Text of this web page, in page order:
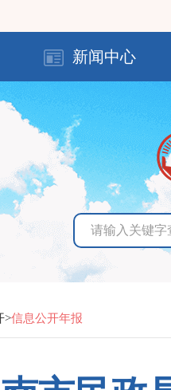
新闻中心
>信息公开年报